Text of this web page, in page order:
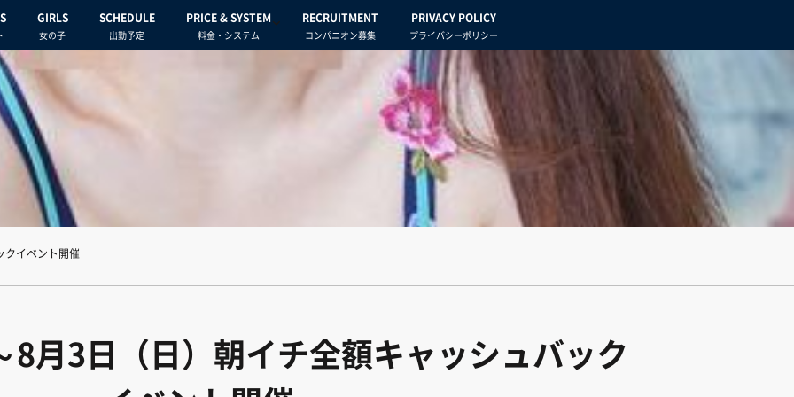
GIRLS
女の子
SCHEDULE
出勤予定
PRICE & SYSTEM
料金・システム
RECRUITMENT
コンパニオン募集
PRIVACY POLICY
プライバシーポリシー
クイベント開催
8月3日（日）朝イチ全額キャッシュバック